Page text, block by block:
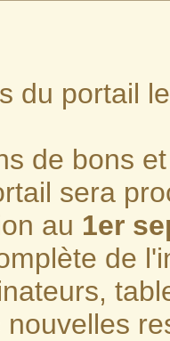
du portail
de bons
sera
au 1er
de